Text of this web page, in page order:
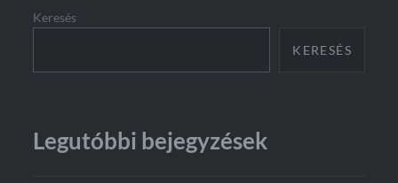
Keresés
KERESÉS
Legutóbbi bejegyzések